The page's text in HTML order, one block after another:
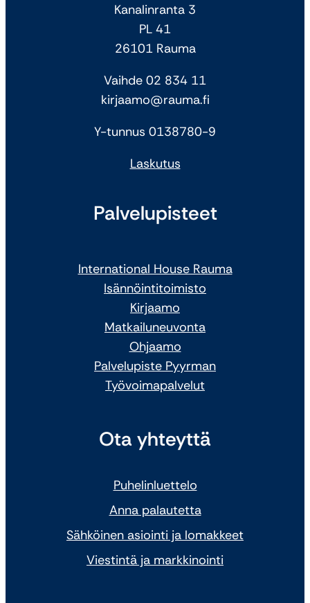
Kanalinranta 3
PL 41
26101 Rauma
Vaihde 02 834 11
kirjaamo@rauma.fi
Y-tunnus 0138780-9
Laskutus
Palvelupisteet
International House Rauma
Isännöintitoimisto
Kirjaamo
Matkailuneuvonta
Ohjaamo
Palvelupiste Pyyrman
Työvoimapalvelut
Ota yhteyttä
Puhelinluettelo
Anna palautetta
Sähköinen asiointi ja lomakkeet
Viestintä ja markkinointi